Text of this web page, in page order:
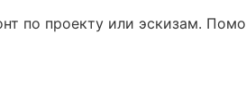
по проекту или эскизам.